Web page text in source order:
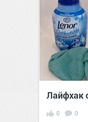
Лайфхак
0 0